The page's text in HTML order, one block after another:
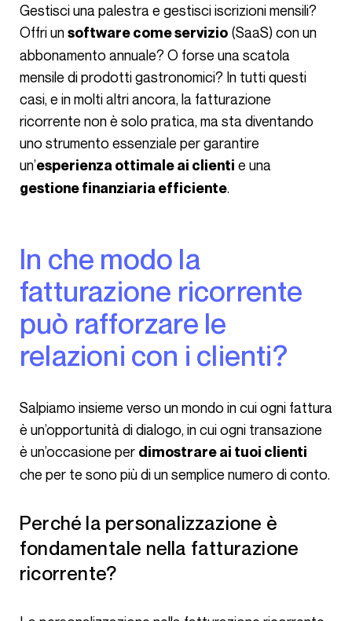
Gestisci una palestra e gestisci iscrizioni mensili?
Offri unsoftware come servizio (SaaS) con un
abbonamento annuale? O forse una scatola
mensile di prodotti gastronomici? In tutti questi
casi, e in molti altri ancora, la fatturazione
ricorrente non è solo pratica, ma sta diventando
uno strumento essenziale per garantire
un’esperienza ottimale ai clienti e una
gestione finanziaria efficiente.
In che modo la
fatturazione ricorrente
può rafforzare le
relazioni con i clienti?
Salpiamo insieme verso un mondo in cui ogni fattura
è un’opportunità di dialogo, in cui ogni transazione
è un’occasione per dimostrare ai tuoi clienti
che per te sono più di un semplice numero di conto.
Perché la personalizzazione è
fondamentale nella fatturazione
ricorrente?